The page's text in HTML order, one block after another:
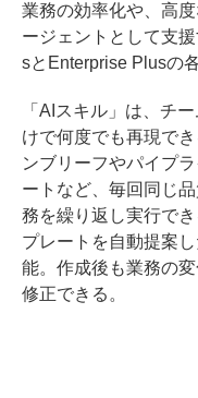
業務の効率化や、高
ージェントとして支
sとEnterprise Plusの
「AIスキル」は、チ
けで何度でも再現で
ンブリーフやパイプ
ートなど、毎回同じ
務を繰り返し実行で
プレートを自動提案
能。作成後も業務の
修正できる。